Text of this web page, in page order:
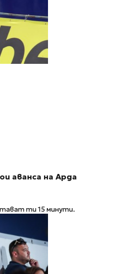
аванса на Арда
ти 15 минути.